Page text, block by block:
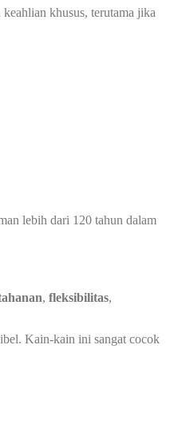
khusus, terutama jika
lebih dari 120 tahun dalam
, fleksibilitas,
Kain-kain ini sangat cocok